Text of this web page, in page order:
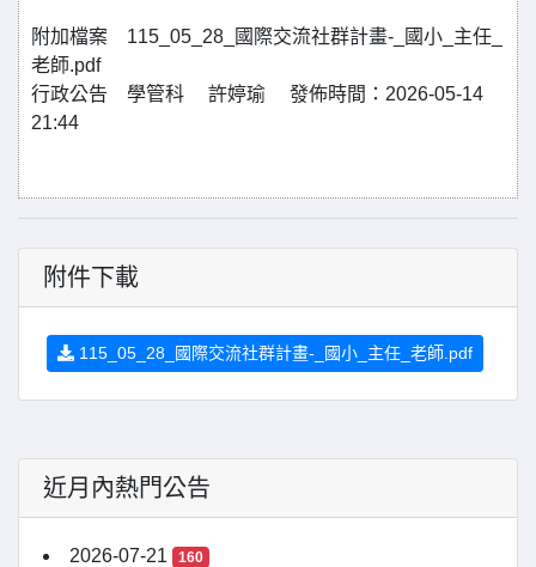
附加檔案 115_05_28_國際交流社群計畫-_國小_主任_
老師.pdf
行政公告 學管科 許婷瑜 發佈時間：2026-05-14
21:44
附件下載
115_05_28_國際交流社群計畫-_國小_主任_老師.pdf
近月內熱門公告
2026-07-21 160